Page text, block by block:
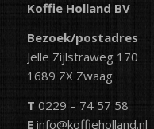
Koffie Holland BV
Bezoek/postadres
Jelle Zijlstraweg 170
1689 ZX Zwaag
T 0229 – 74 57 58
E info@koffieholland.nl